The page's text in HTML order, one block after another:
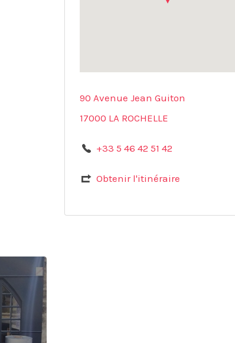
90 Avenue Jean Guiton
17000 LA ROCHELLE
+33 5 46 42 51 42
Obtenir l'itinéraire